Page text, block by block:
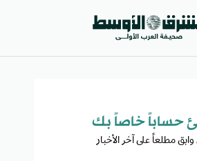
حساباً خاصاً بك​
مطلعاً على آخر الأخبار